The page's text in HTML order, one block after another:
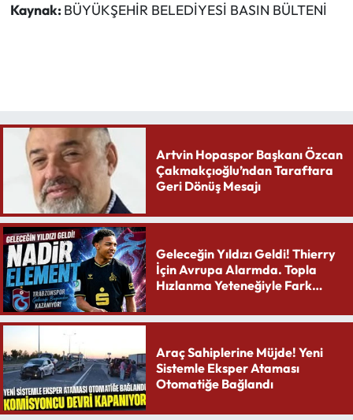
Kaynak: BÜYÜKŞEHİR BELEDİYESİ BASIN BÜLTENİ
Artvin Hopaspor Başkanı Özcan
Çakmakçıoğlu’ndan Taraftara
Geri Dönüş Mesajı
Geleceğin Yıldızı Geldi! Thierry
İçin Avrupa Alarmda. Topla
Hızlanma Yeteneğiyle Fark
Araç Sahiplerine Müjde! Yeni
Sistemle Eksper Ataması
Otomatiğe Bağlandı